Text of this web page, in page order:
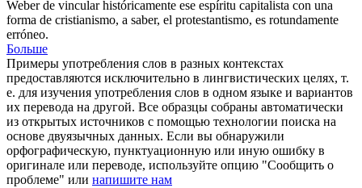
Weber de vincular históricamente ese espíritu capitalista con una
forma de cristianismo, a saber, el protestantismo, es rotundamente
erróneo.
Больше
Примеры употребления слов в разных контекстах
предоставляются исключительно в лингвистических целях, т.
е. для изучения употребления слов в одном языке и вариантов
их перевода на другой. Все образцы собраны автоматически
из открытых источников с помощью технологии поиска на
основе двуязычных данных. Если вы обнаружили
орфографическую, пунктуационную или иную ошибку в
оригинале или переводе, используйте опцию "Сообщить о
проблеме" или напишите нам